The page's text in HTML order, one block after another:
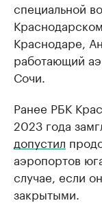
специальной
Краснодаре,
работающий
Сочи.
Ранее РБК
2023 года
допустил
аэропортов
случае, если
закрытыми.